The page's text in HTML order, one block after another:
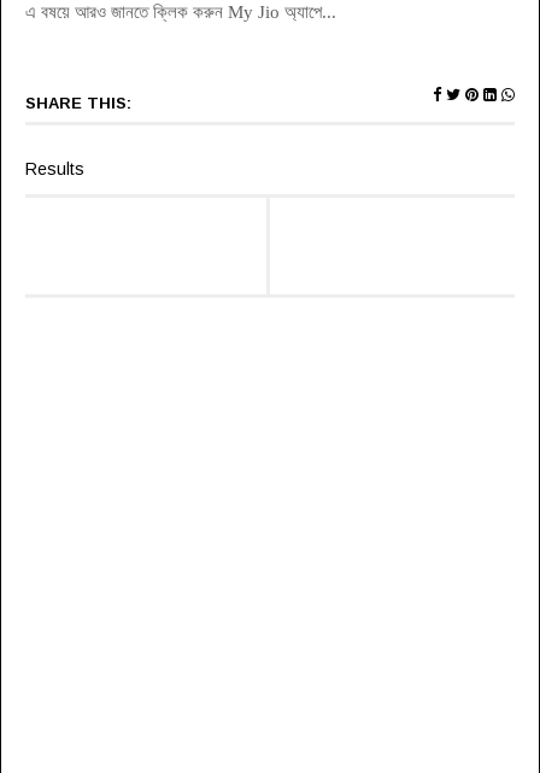
এ বষয়ে আরও জানতে ক্লিক করুন My Jio অ্যাপে...
SHARE THIS:
Results